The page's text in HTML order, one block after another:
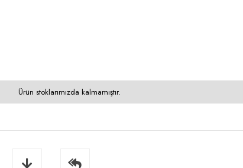
Ürün stoklarımızda kalmamıştır.